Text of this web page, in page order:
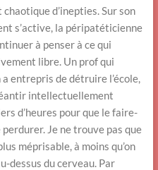
d’inepties. Sur son
s’active, la péripatéticienne
à penser à ce qui
libre. Un prof qui
a entrepris de détruire l’école,
intellectuellement
d’heures pour que le faire-
Je ne trouve pas que
méprisable, à moins qu’on
dessus du cerveau. Par